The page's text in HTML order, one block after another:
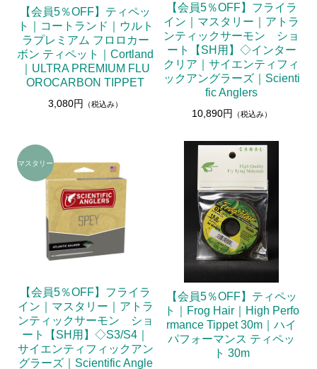
【会員5％OFF】ティペッ
ト｜コートランド｜ウルト
ラプレミアム フロロカー
ボン ティペット｜Cortland
｜ULTRA PREMIUM FLU
OROCARBON TIPPET
3,080円 （税込み）
【会員5％OFF】フライラ
イン｜マスタリー｜アトラ
ンティックサーモン ショ
ート【SH用】◇インター
クリア｜サイエンティフィ
ックアングラーズ｜Scienti
fic Anglers
10,890円 （税込み）
【会員5％OFF】フライラ
イン｜マスタリー｜アトラ
ンティックサーモン ショ
ート【SH用】◇S3/S4｜
サイエンティフィックアン
グラーズ｜Scientific Angle
【会員5％OFF】ティペッ
ト｜Frog Hair｜High Perfo
rmance Tippet 30m｜ハイ
パフォーマンス ティペッ
ト 30m